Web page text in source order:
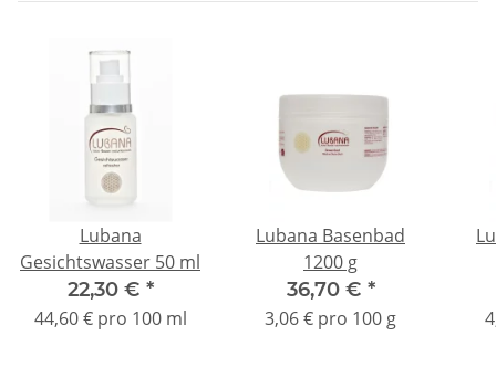
Lubana
Gesichtswasser 50 ml
22,30 € *
44,60 € pro 100 ml
Lubana Basenbad
1200 g
36,70 € *
3,06 € pro 100 g